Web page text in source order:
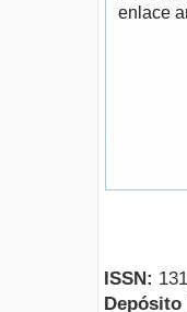
enlace
ISSN: